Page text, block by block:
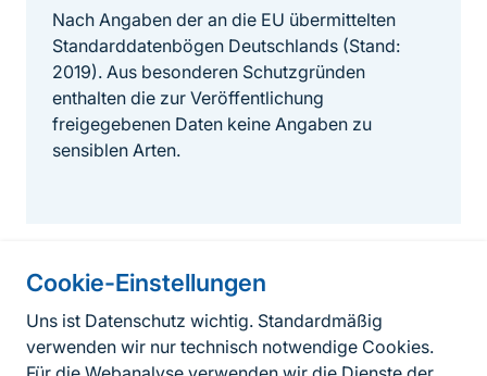
Cookie-Einstellungen
Uns ist Datenschutz wichtig. Standardmäßig
verwenden wir nur technisch notwendige Cookies.
Nach Angaben der an die EU übermittelten
Standarddatenbögen Deutschlands (Stand:
2019). Aus besonderen Schutzgründen
enthalten die zur Veröffentlichung
freigegebenen Daten keine Angaben zu
sensiblen Arten.
Informationen zur Seite
FußzeileKontakt zum BfN